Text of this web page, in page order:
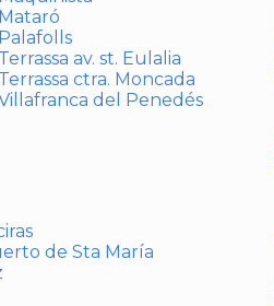
av. st. Eulalia
ctra. Moncada
del Penedés
de Sta María